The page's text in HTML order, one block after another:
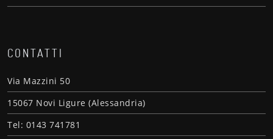
CONTATTI
Via Mazzini 50
15067 Novi Ligure (Alessandria)
Tel: 0143 741781